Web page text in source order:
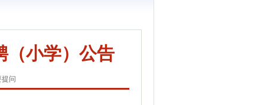
（小学）公告
问